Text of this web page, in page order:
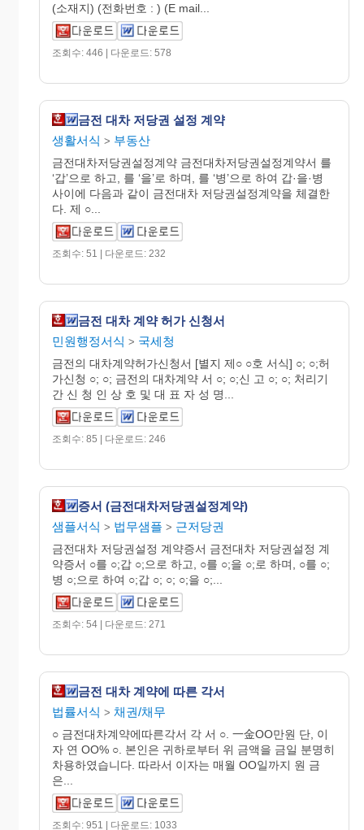
(소재지) (전화번호 : ) (E mail...
조회수: 446 | 다운로드: 578
금전 대차 저당권 설정 계약
생활서식 > 부동산
금전대차저당권설정계약 금전대차저당권설정계약서 를
‘갑’으로 하고, 를 ‘을’로 하며, 를 ‘병’으로 하여 갑·을·병
사이에 다음과 같이 금전대차 저당권설정계약을 체결한
다. 제 ○...
조회수: 51 | 다운로드: 232
금전 대차 계약 허가 신청서
민원행정서식 > 국세청
금전의 대차계약허가신청서 [별지 제○ ○호 서식] ○; ○;허
가신청 ○; ○; 금전의 대차계약 서 ○; ○;신 고 ○; ○; 처리기
간 신 청 인 상 호 및 대 표 자 성 명...
조회수: 85 | 다운로드: 246
증서 (금전대차저당권설정계약)
샘플서식 > 법무샘플 > 근저당권
금전대차 저당권설정 계약증서 금전대차 저당권설정 계
약증서 ○를 ○;갑 ○;으로 하고, ○를 ○;을 ○;로 하며, ○를 ○;
병 ○;으로 하여 ○;갑 ○; ○; ○;을 ○;...
조회수: 54 | 다운로드: 271
금전 대차 계약에 따른 각서
법률서식 > 채권/채무
○ 금전대차계약에따른각서 각 서 ○. 一金OO만원 단, 이
자 연 OO% ○. 본인은 귀하로부터 위 금액을 금일 분명히
차용하였습니다. 따라서 이자는 매월 OO일까지 원 금
은...
조회수: 951 | 다운로드: 1033